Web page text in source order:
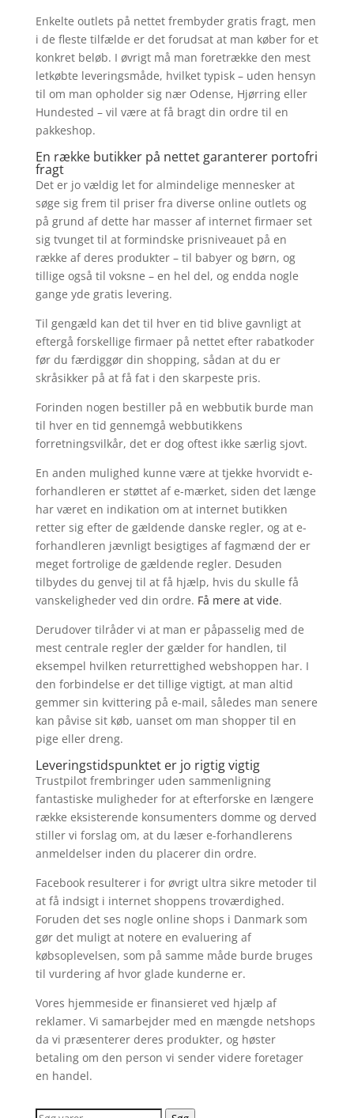
Enkelte outlets på nettet frembyder gratis fragt, men
i de fleste tilfælde er det forudsat at man køber for et
konkret beløb. I øvrigt må man foretrække den mest
letkøbte leveringsmåde, hvilket typisk – uden hensyn
til om man opholder sig nær Odense, Hjørring eller
Hundested – vil være at få bragt din ordre til en
pakkeshop.
En række butikker på nettet garanterer portofri
fragt
Det er jo vældig let for almindelige mennesker at
søge sig frem til priser fra diverse online outlets og
på grund af dette har masser af internet firmaer set
sig tvunget til at formindske prisniveauet på en
række af deres produkter – til babyer og børn, og
tillige også til voksne – en hel del, og endda nogle
gange yde gratis levering.
Til gengæld kan det til hver en tid blive gavnligt at
eftergå forskellige firmaer på nettet efter rabatkoder
før du færdiggør din shopping, sådan at du er
skråsikker på at få fat i den skarpeste pris.
Forinden nogen bestiller på en webbutik burde man
til hver en tid gennemgå webbutikkens
forretningsvilkår, det er dog oftest ikke særlig sjovt.
En anden mulighed kunne være at tjekke hvorvidt e-
forhandleren er støttet af e-mærket, siden det længe
har været en indikation om at internet butikken
retter sig efter de gældende danske regler, og at e-
forhandleren jævnligt besigtiges af fagmænd der er
meget fortrolige de gældende regler. Desuden
tilbydes du genvej til at få hjælp, hvis du skulle få
vanskeligheder ved din ordre. Få mere at vide.
Derudover tilråder vi at man er påpasselig med de
mest centrale regler der gælder for handlen, til
eksempel hvilken returrettighed webshoppen har. I
den forbindelse er det tillige vigtigt, at man altid
gemmer sin kvittering på e-mail, således man senere
kan påvise sit køb, uanset om man shopper til en
pige eller dreng.
Leveringstidspunktet er jo rigtig vigtig
Trustpilot frembringer uden sammenligning
fantastiske muligheder for at efterforske en længere
række eksisterende konsumenters domme og derved
stiller vi forslag om, at du læser e-forhandlerens
anmeldelser inden du placerer din ordre.
Facebook resulterer i for øvrigt ultra sikre metoder til
at få indsigt i internet shoppens troværdighed.
Foruden det ses nogle online shops i Danmark som
gør det muligt at notere en evaluering af
købsoplevelsen, som på samme måde burde bruges
til vurdering af hvor glade kunderne er.
Vores hjemmeside er finansieret ved hjælp af
reklamer. Vi samarbejder med en mængde netshops
da vi præsenterer deres produkter, og høster
betaling om den person vi sender videre foretager
en handel.